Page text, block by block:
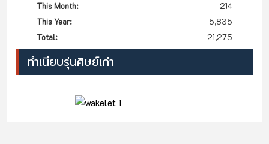
This Month:
214
This Year:
5,835
Total:
21,275
ทำเนียบรุ่นศิษย์เก่า